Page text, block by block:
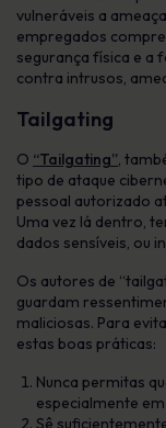
vulneráveis a
empregados
segurança física e a
contra intrusos,
Tailgating
O “Tailgating”,
tipo de ataque
pessoal autorizado
Uma vez lá dentro,
dados sensíveis, ou
Os autores de
guardam
maliciosas. Para
estas boas práticas:
Nunca permitas
especialmente
Sê